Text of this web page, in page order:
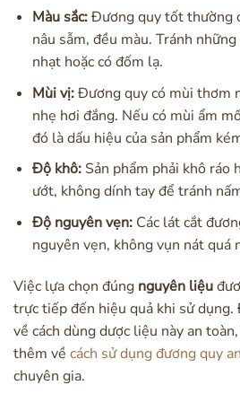
Màu sắc:Đương quy tốt thường
nâu sẫm, đều màu. Tránh
nhạt hoặc có đốm lạ.
Mùi vị:Đương quy có mùi thơm
nhẹ hơi đắng. Nếu có mùi ẩm
đó là dấu hiệu của sản phẩm
Độ khô:Sản phẩm phải khô ráo
ướt, không dính tay để tránh
Độ nguyên vẹn:Các lát cắt
nguyên vẹn, không vụn nát quá
Việc lựa chọn đúng nguyên liệu
trực tiếp đến hiệu quả khi sử
về cách dùng dược liệu này an
thêm về cách sử dụng đương quy
chuyên gia.